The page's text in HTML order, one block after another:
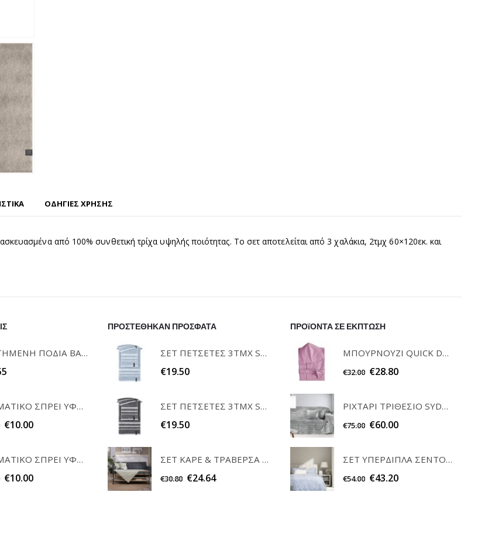
ΟΔΗΓΙΕΣ ΧΡΗΣΗΣ
από 100% συνθετική τρίχα υψηλής ποιότητας. Το σετ αποτελείται από 3 χαλάκια, 2τμχ 60×120εκ. και
ΚΕΝΤΗΜΕΝΗ ΠΟΔΙΑ ΒΑΦΤΙΣΗΣ "Η ΝΟΝΑ ΜΟΥ" RAISON D'ETRE
ΑΡΩΜΑΤΙΚΟ ΣΠΡΕΙ ΥΦΑΣΜΑΤΩΝ WHITE MUSK 200ml ELEGANT
€10.00
ΑΡΩΜΑΤΙΚΟ ΣΠΡΕΙ ΥΦΑΣΜΑΤΩΝ POWDER 200ml ELEGANT
€10.00
ΠΡΟΣΤΕΘΗΚΑΝ ΠΡΟΣΦΑΤΑ
ΣΕΤ ΠΕΤΣΕΤΕΣ 3ΤΜΧ SOFRANO CIELO GUY LAROCHE
€19.50
ΣΕΤ ΠΕΤΣΕΤΕΣ 3ΤΜΧ SOFRANO ANTHRACITE GUY LAROCHE
€19.50
ΣΕΤ ΚΑΡΕ & ΤΡΑΒΕΡΣΑ PEONY 08 TEORAN HOME & MORE
€30.80 €24.64
ΠΡΟϊΟΝΤΑ ΣΕ ΕΚΠΤΩΣΗ
ΜΠΟΥΡΝΟΥΖΙ QUICK DRY ΜΕ ΚΟΥΚΟΥΛΑ COMFORT DARK ROSE NIMA HOME
€32.00 €28.80
ΡΙΧΤΑΡΙ ΤΡΙΘΕΣΙΟ SYDNEY SILVER 180x300cm GUY LAROCHE
€75.00 €60.00
ΣΕΤ ΥΠΕΡΔΙΠΛΑ ΣΕΝΤΟΝΙΑ INVERNO NIMA HOME
€54.00 €43.20